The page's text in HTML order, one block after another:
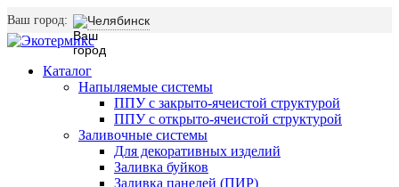
Ваш город: Челябинск
Каталог
Напыляемые системы
ППУ с закрыто-ячеистой структурой
ППУ с открыто-ячеистой структурой
Заливочные системы
Для декоративных изделий
Заливка буйков
Заливка панелей (ПИР)